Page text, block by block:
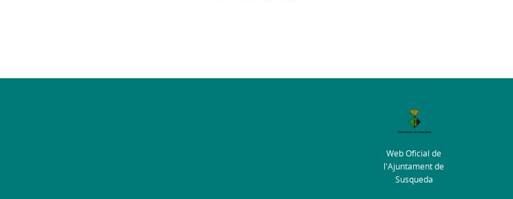
Web Oficial de
l'Ajuntament de
Susqueda